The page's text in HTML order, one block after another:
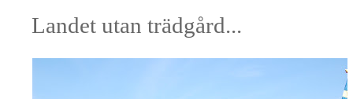
Landet utan trädgård...